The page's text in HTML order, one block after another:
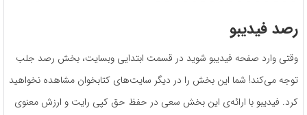
رصد فیدیبو
وقتی وارد صفحه فیدیبو شوید در قسمت ابتدایی وبسایت، بخش رصد جلب
توجه می‌کند! شما این بخش را در دیگر سایت‌های کتابخوان مشاهده نخواهید
کرد. فیدیبو با ارائه‌ی این بخش سعی در حفظ حق کپی رایت و ارزش معنوی